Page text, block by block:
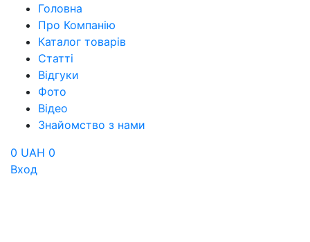
Головна
Про Компанію
Каталог товарів
Статті
Відгуки
Фото
Відео
Знайомство з нами
0 UAH 0
Вход